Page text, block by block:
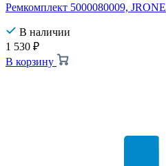
Ремкомплект 5000080009, JRONE
В наличии
1 530 ₽
В корзину